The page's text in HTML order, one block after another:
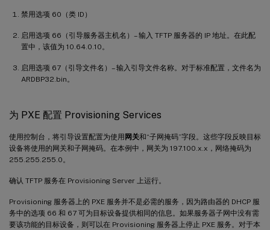
禁用选项 60（类 ID）
启用选项 66（引导服务器主机名）– 输入 TFTP 服务器的 IP 地址。在此配
置中，该值为 10.64.0.10。
启用选项 67（引导文件名）– 输入引导文件名称。对于标准配置，文件名为
ARDBP32.bin。
为 PXE 配置 Provisioning Services
使用控制台，将引导设置配置为使用 网关和“子网掩码”字段。这些字段反映目标
设备将使用的网关和子网掩码。在本例中，网关为 197.100.x.x，网络掩码为
255.255.255.0。
确认 TFTP 服务在 Provisioning Server 上运行。
Provisioning 服务器上的 PXE 服务并不是必需的服务，因为路由器的 DHCP 服
务中的选项 66 和 67 可为目标设备提供相同的信息。如果服务器子网中没有需
要该功能的目标设备，则可以在 Provisioning 服务器上停止 PXE 服务。对于本